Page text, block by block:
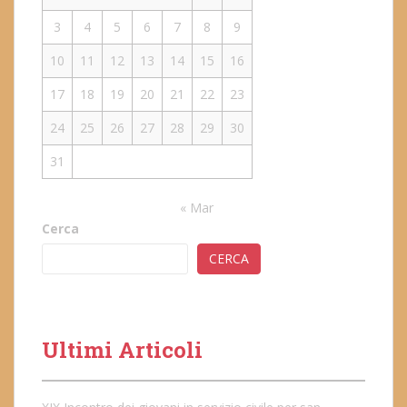
3
4 5 6 7 8
9
10
11 12 13 14 15
16
17
18 19 20 21 22
23
24
25 26 27 28 29
30
31
« Mar
Cerca
CERCA
Ultimi Articoli